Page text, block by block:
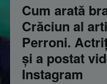
Cum arată
Crăciun al
Perroni.
și a postat
Instagram